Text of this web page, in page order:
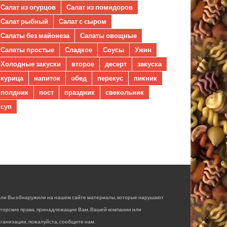
Салат из огурцов
Салат из помидоров
Салат рыбный
Салат с сыром
Салаты без майонеза
Салаты овощные
Салаты простые
Сладкое Соусы
Ужин
Холодные закуски
второе десерт
закуска
курица
напиток обед перекус
пикник
полдник
пост праздник
свекольник
суп
Вы обнаружили на нашем сайте материалы, которые нарушают
права, принадлежащие Вам, Вашей компании или
пожалуйста, сообщите нам.